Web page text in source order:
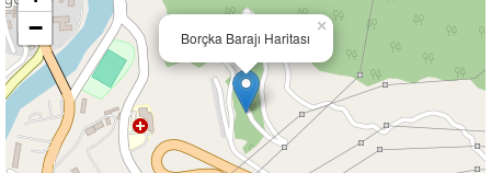
Borçka Barajı Haritası
×
−